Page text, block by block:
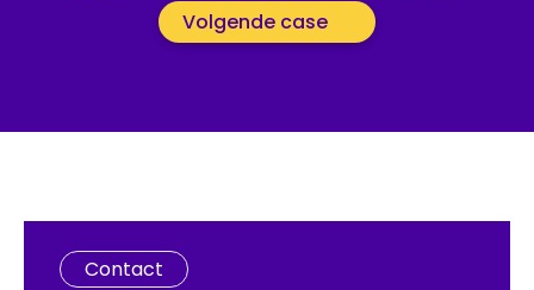
Volgende case
Contact